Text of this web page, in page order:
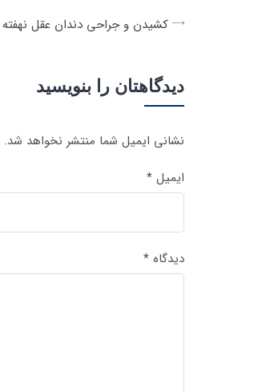
کشیدن و جراحی دندان عقل نهفته
دیدگاهتان را بنویسید
نشانی ایمیل شما منتشر نخواهد شد.
ایمیل *
دیدگاه *